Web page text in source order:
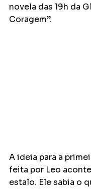
novela das 19h da
Coragem”.
A ideia para a
feita por Leo
estalo. Ele sabia o